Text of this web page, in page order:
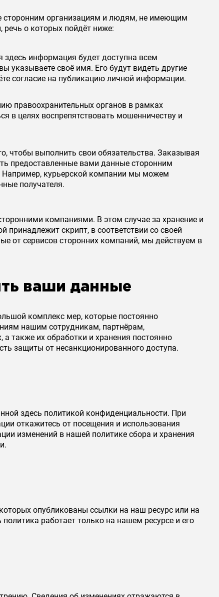
сторонним организациям и людям, не имеющим
речь о которых пойдёт ниже:
информация будет доступна всем
указываете своё имя. Его будут видеть другие
согласие на публикацию личной информации.
правоохранительных органов в рамках
в целях воспрепятствовать мошенничеству и
чтобы выполнить свои обязательства. Заказывая
предоставленные вами данные сторонним
Например, курьерской компании мы можем
получателя.
компаниями. В этом случае за хранение и
принадлежит скрипт, в соответствии со своей
от сервисов сторонних компаний, мы действуем в
ваши данные
комплекс мер, которые постоянно
нашим сотрудникам, партнёрам,
также их обработки и хранения постоянно
защиты от несанкционированного доступа.
здесь политикой конфиденциальности. При
откажитесь от посещения и использования
изменений в нашей политике сбора и хранения
опубликованы ссылки на наш ресурс или на
работает только на нашем ресурсе и его